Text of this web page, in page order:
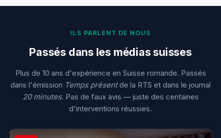
ILS PARLENT DE NOUS
Passés dans les médias suisses
Plus de 10 ans d'expérience en Suisse romande. Passés
dans l'émission Temps présentde la RTS et dans le journal
20 minutes. Pas de faux avis — juste des centaines
d'interventions réussies.